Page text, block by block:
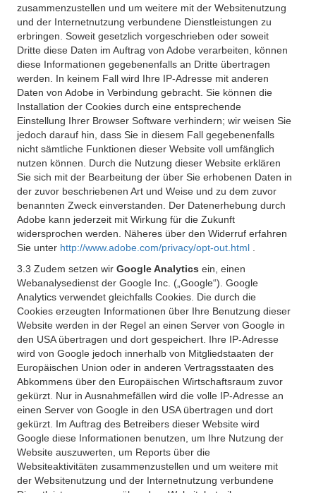
zusammenzustellen und um weitere mit der Websitenutzung
und der Internetnutzung verbundene Dienstleistungen zu
erbringen. Soweit gesetzlich vorgeschrieben oder soweit
Dritte diese Daten im Auftrag von Adobe verarbeiten, können
diese Informationen gegebenenfalls an Dritte übertragen
werden. In keinem Fall wird Ihre IP-Adresse mit anderen
Daten von Adobe in Verbindung gebracht. Sie können die
Installation der Cookies durch eine entsprechende
Einstellung Ihrer Browser Software verhindern; wir weisen Sie
jedoch darauf hin, dass Sie in diesem Fall gegebenenfalls
nicht sämtliche Funktionen dieser Website voll umfänglich
nutzen können. Durch die Nutzung dieser Website erklären
Sie sich mit der Bearbeitung der über Sie erhobenen Daten in
der zuvor beschriebenen Art und Weise und zu dem zuvor
benannten Zweck einverstanden. Der Datenerhebung durch
Adobe kann jederzeit mit Wirkung für die Zukunft
widersprochen werden. Näheres über den Widerruf erfahren
Sie unter http://www.adobe.com/privacy/opt-out.html
3.3 Zudem setzen wir Google Analytics ein, einen
Webanalysedienst der Google Inc. („Google“). Google
Analytics verwendet gleichfalls Cookies. Die durch die
Cookies erzeugten Informationen über Ihre Benutzung dieser
Website werden in der Regel an einen Server von Google in
den USA übertragen und dort gespeichert. Ihre IP-Adresse
wird von Google jedoch innerhalb von Mitgliedstaaten der
Europäischen Union oder in anderen Vertragsstaaten des
Abkommens über den Europäischen Wirtschaftsraum zuvor
gekürzt. Nur in Ausnahmefällen wird die volle IP-Adresse an
einen Server von Google in den USA übertragen und dort
gekürzt. Im Auftrag des Betreibers dieser Website wird
Google diese Informationen benutzen, um Ihre Nutzung der
Website auszuwerten, um Reports über die
Websiteaktivitäten zusammenzustellen und um weitere mit
der Websitenutzung und der Internetnutzung verbundene